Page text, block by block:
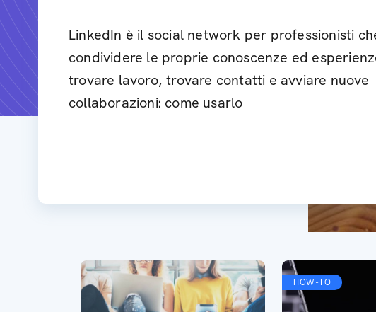
LinkedIn è il social network per professionisti
condividere le proprie conoscenze ed
trovare lavoro, trovare contatti e avviare nuove
collaborazioni: come usarlo
HOW-TO